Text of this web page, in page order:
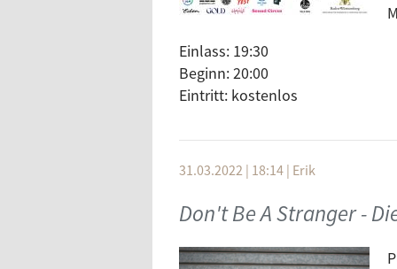
Einlass: 19:30
Beginn: 20:00
Eintritt: kostenlos
31.03.2022 | 18:14 | Erik
Don't Be A Stranger -